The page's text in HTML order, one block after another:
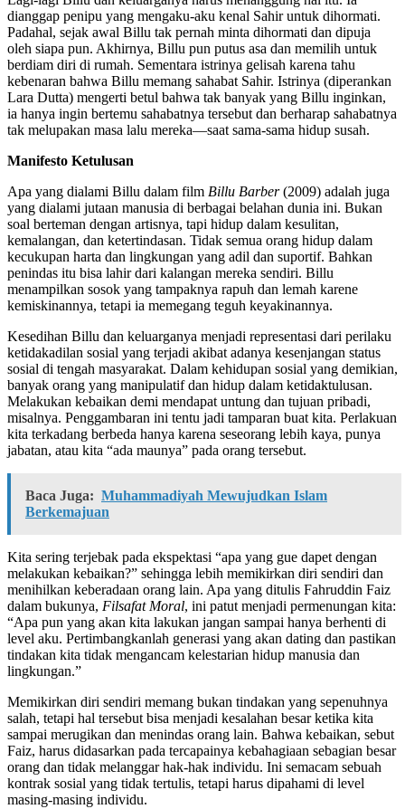
dianggap penipu yang mengaku-aku kenal Sahir untuk dihormati.
Padahal, sejak awal Billu tak pernah minta dihormati dan dipuja
oleh siapa pun. Akhirnya, Billu pun putus asa dan memilih untuk
berdiam diri di rumah. Sementara istrinya gelisah karena tahu
kebenaran bahwa Billu memang sahabat Sahir. Istrinya (diperankan
Lara Dutta) mengerti betul bahwa tak banyak yang Billu inginkan,
ia hanya ingin bertemu sahabatnya tersebut dan berharap sahabatnya
tak melupakan masa lalu mereka—saat sama-sama hidup susah.
Manifesto Ketulusan
Apa yang dialami Billu dalam film Billu Barber(2009) adalah juga
yang dialami jutaan manusia di berbagai belahan dunia ini. Bukan
soal berteman dengan artisnya, tapi hidup dalam kesulitan,
kemalangan, dan ketertindasan. Tidak semua orang hidup dalam
kecukupan harta dan lingkungan yang adil dan suportif. Bahkan
penindas itu bisa lahir dari kalangan mereka sendiri. Billu
menampilkan sosok yang tampaknya rapuh dan lemah karene
kemiskinannya, tetapi ia memegang teguh keyakinannya.
Kesedihan Billu dan keluarganya menjadi representasi dari perilaku
ketidakadilan sosial yang terjadi akibat adanya kesenjangan status
sosial di tengah masyarakat. Dalam kehidupan sosial yang demikian,
banyak orang yang manipulatif dan hidup dalam ketidaktulusan.
Melakukan kebaikan demi mendapat untung dan tujuan pribadi,
misalnya. Penggambaran ini tentu jadi tamparan buat kita. Perlakuan
kita terkadang berbeda hanya karena seseorang lebih kaya, punya
jabatan, atau kita “ada maunya” pada orang tersebut.
Baca Juga: Muhammadiyah Mewujudkan Islam
Berkemajuan
Kita sering terjebak pada ekspektasi “apa yang gue dapet dengan
melakukan kebaikan?” sehingga lebih memikirkan diri sendiri dan
menihilkan keberadaan orang lain. Apa yang ditulis Fahruddin Faiz
dalam bukunya, Filsafat Moral, ini patut menjadi permenungan kita:
“Apa pun yang akan kita lakukan jangan sampai hanya berhenti di
level aku. Pertimbangkanlah generasi yang akan dating dan pastikan
tindakan kita tidak mengancam kelestarian hidup manusia dan
lingkungan.”
Memikirkan diri sendiri memang bukan tindakan yang sepenuhnya
salah, tetapi hal tersebut bisa menjadi kesalahan besar ketika kita
sampai merugikan dan menindas orang lain. Bahwa kebaikan, sebut
Faiz, harus didasarkan pada tercapainya kebahagiaan sebagian besar
orang dan tidak melanggar hak-hak individu. Ini semacam sebuah
kontrak sosial yang tidak tertulis, tetapi harus dipahami di level
masing-masing individu.